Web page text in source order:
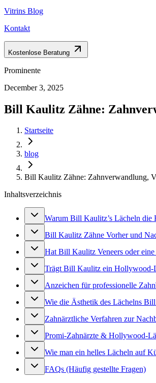
Vitrins Blog
Kontakt
Kostenlose Beratung
Prominente
December 3, 2025
Bill Kaulitz Zähne:
Startseite
blog
Bill Kaulitz Zähne: Zahnverwandlung,
Inhaltsverzeichnis
Warum Bill Kaulitz’s Lächeln die
Bill Kaulitz Zähne Vorher und
Hat Bill Kaulitz Veneers oder
Trägt Bill Kaulitz ein Hollywood-
Anzeichen für professionelle
Wie die Ästhetik des Lächelns
Zahnärztliche Verfahren zur
Promi-Zahnärzte & Hollywood-
Wie man ein helles Lächeln auf
FAQs (Häufig gestellte Fragen)